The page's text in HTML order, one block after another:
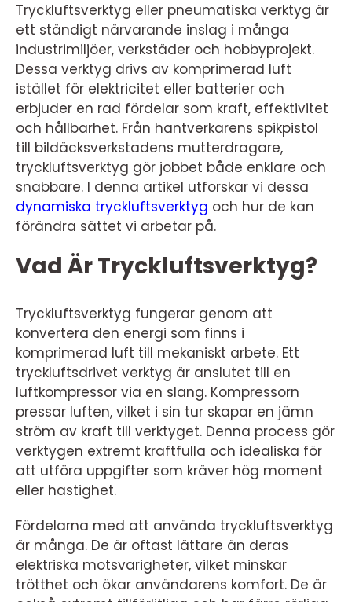
Tryckluftsverktyg eller pneumatiska verktyg är
ett ständigt närvarande inslag i många
industrimiljöer, verkstäder och hobbyprojekt.
Dessa verktyg drivs av komprimerad luft
istället för elektricitet eller batterier och
erbjuder en rad fördelar som kraft, effektivitet
och hållbarhet. Från hantverkarens spikpistol
till bildäcksverkstadens mutterdragare,
tryckluftsverktyg gör jobbet både enklare och
snabbare. I denna artikel utforskar vi dessa
dynamiska tryckluftsverktyg och hur de kan
förändra sättet vi arbetar på.
Vad Är Tryckluftsverktyg?
Tryckluftsverktyg fungerar genom att
konvertera den energi som finns i
komprimerad luft till mekaniskt arbete. Ett
tryckluftsdrivet verktyg är anslutet till en
luftkompressor via en slang. Kompressorn
pressar luften, vilket i sin tur skapar en jämn
ström av kraft till verktyget. Denna process gör
verktygen extremt kraftfulla och idealiska för
att utföra uppgifter som kräver hög moment
eller hastighet.
Fördelarna med att använda tryckluftsverktyg
är många. De är oftast lättare än deras
elektriska motsvarigheter, vilket minskar
trötthet och ökar användarens komfort. De är